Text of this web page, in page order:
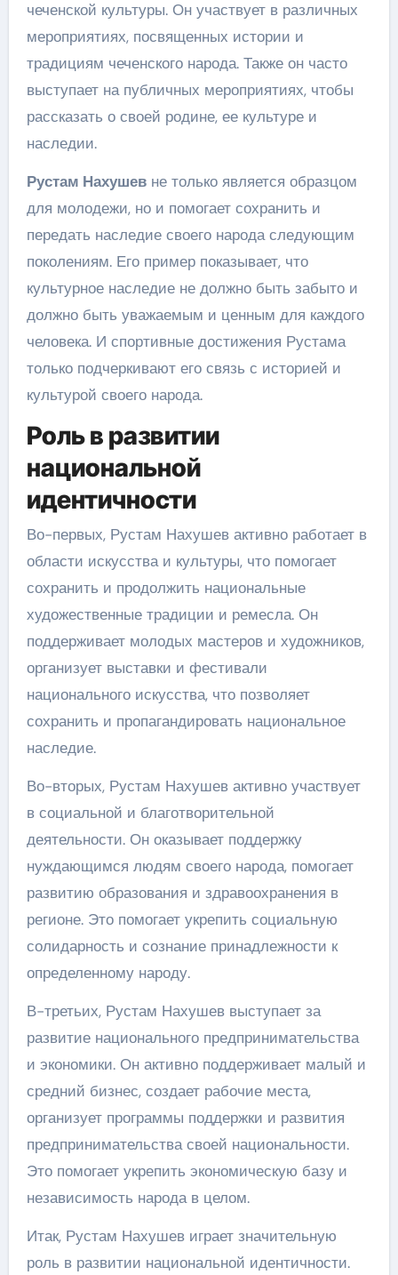
чеченской культуры. Он участвует в различных
мероприятиях, посвященных истории и
традициям чеченского народа. Также он часто
выступает на публичных мероприятиях, чтобы
рассказать о своей родине, ее культуре и
наследии.
Рустам Нахушевне только является образцом
для молодежи, но и помогает сохранить и
передать наследие своего народа следующим
поколениям. Его пример показывает, что
культурное наследие не должно быть забыто и
должно быть уважаемым и ценным для каждого
человека. И спортивные достижения Рустама
только подчеркивают его связь с историей и
культурой своего народа.
Роль в развитии
национальной
идентичности
Во-первых, Рустам Нахушев активно работает в
области искусства и культуры, что помогает
сохранить и продолжить национальные
художественные традиции и ремесла. Он
поддерживает молодых мастеров и художников,
организует выставки и фестивали
национального искусства, что позволяет
сохранить и пропагандировать национальное
наследие.
Во-вторых, Рустам Нахушев активно участвует
в социальной и благотворительной
деятельности. Он оказывает поддержку
нуждающимся людям своего народа, помогает
развитию образования и здравоохранения в
регионе. Это помогает укрепить социальную
солидарность и сознание принадлежности к
определенному народу.
В-третьих, Рустам Нахушев выступает за
развитие национального предпринимательства
и экономики. Он активно поддерживает малый и
средний бизнес, создает рабочие места,
организует программы поддержки и развития
предпринимательства своей национальности.
Это помогает укрепить экономическую базу и
независимость народа в целом.
Итак, Рустам Нахушев играет значительную
роль в развитии национальной идентичности.